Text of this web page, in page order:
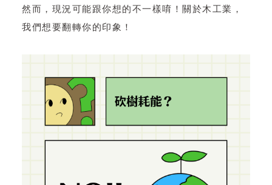
然而，現況可能跟你想的不一樣唷！關於木工業，
我們想要翻轉你的印象！